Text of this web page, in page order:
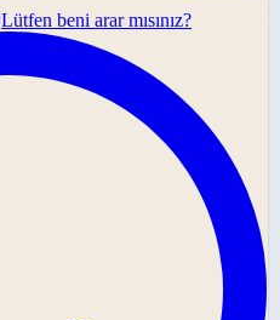
Lütfen beni arar mısınız?